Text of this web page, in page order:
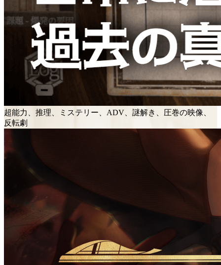
超能力、推理、ミステリー、ADV、謎解き、圧巻の映像、
反転劇